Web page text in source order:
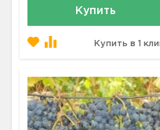
Купить
Купить в 1